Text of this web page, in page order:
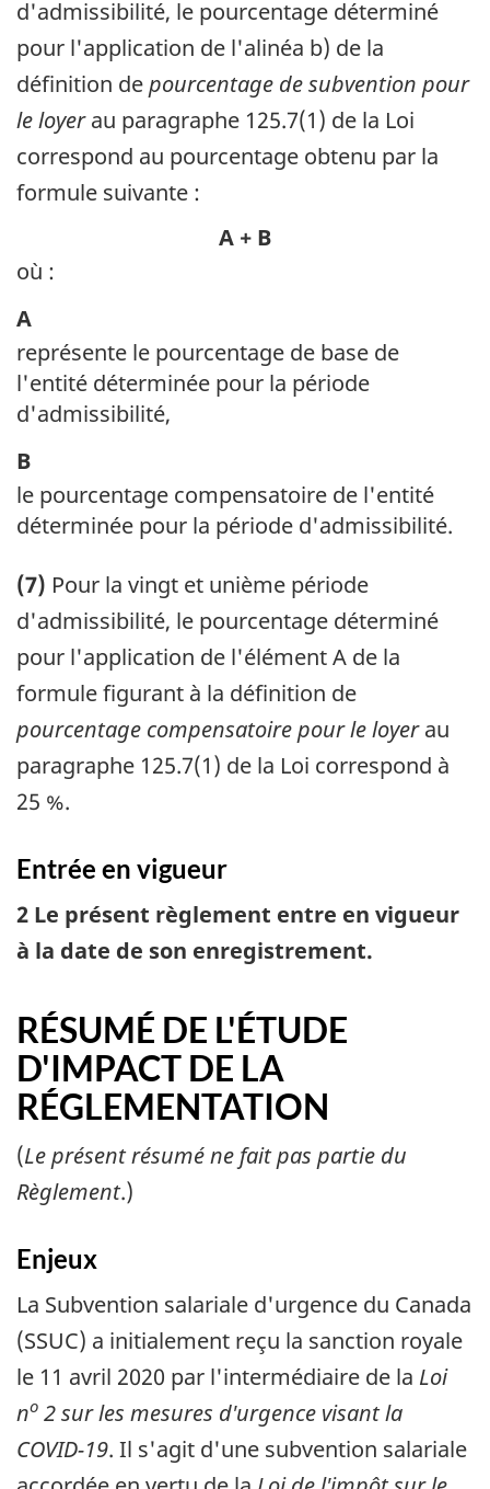
d'admissibilité, le pourcentage déterminé
pour l'application de l'alinéa b) de la
définition depourcentage de subvention pour
le loyerau paragraphe 125.7(1) de la Loi
correspond au pourcentage obtenu par la
formule suivante :
A + B
où :
A
représente le pourcentage de base de
l'entité déterminée pour la période
d'admissibilité,
B
le pourcentage compensatoire de l'entité
déterminée pour la période d'admissibilité.
(7) Pour la vingt et unième période
d'admissibilité, le pourcentage déterminé
pour l'application de l'élément A de la
formule figurant à la définition de
pourcentage compensatoire pour le loyerau
paragraphe 125.7(1) de la Loi correspond à
25 %.
Entrée en vigueur
2 Le présent règlement entre en vigueur
à la date de son enregistrement.
RÉSUMÉ DE L'ÉTUDE
D'IMPACT DE LA
RÉGLEMENTATION
(Le présent résumé ne fait pas partie du
Règlement.)
Enjeux
La Subvention salariale d'urgence du Canada
(SSUC) a initialement reçu la sanction royale
le 11 avril 2020 par l'intermédiaire de la Loi
no 2 sur les mesures d'urgence visant la
COVID-19. Il s'agit d'une subvention salariale